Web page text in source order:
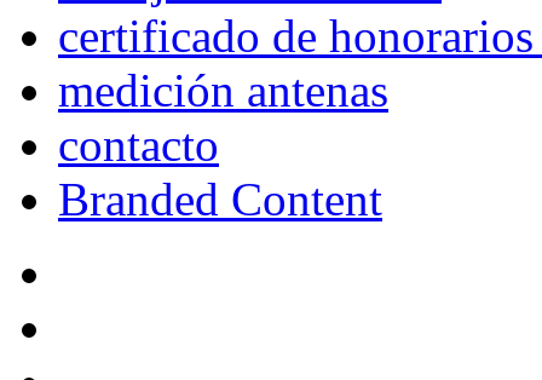
certificado de
medición antenas
contacto
Branded Content